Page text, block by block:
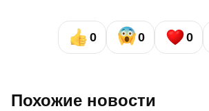
0 0 0
Похожие новости